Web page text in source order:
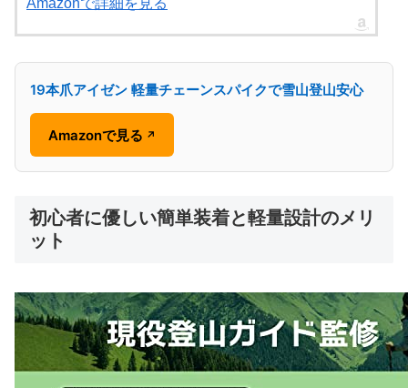
19本爪アイゼン 軽量チェーンスパイクで雪山登山安心
Amazonで見る ↗
初心者に優しい簡単装着と軽量設計のメリ
ット